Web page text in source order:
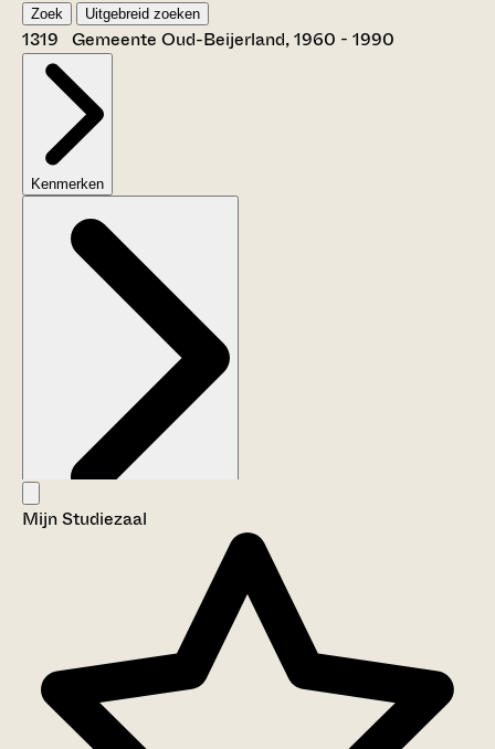
Zoek Uitgebreid zoeken
1319 Gemeente Oud-Beijerland, 1960 - 1990
Kenmerken
Aanwijzingen voor de gebruiker
Mijn Studiezaal